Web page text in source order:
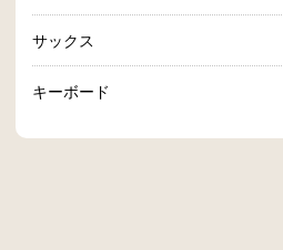
サックス
キーボード